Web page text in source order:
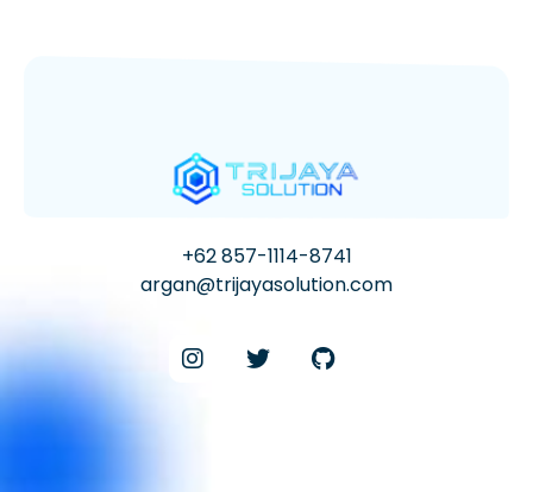
+62 857-1114-8741
argan@trijayasolution.com